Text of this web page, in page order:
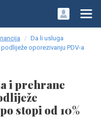
Da li usluga
oporezivanju PDV-a
i prehrane
stopi od 10%